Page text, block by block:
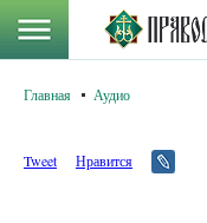
Главная Аудио
Tweet Нравится